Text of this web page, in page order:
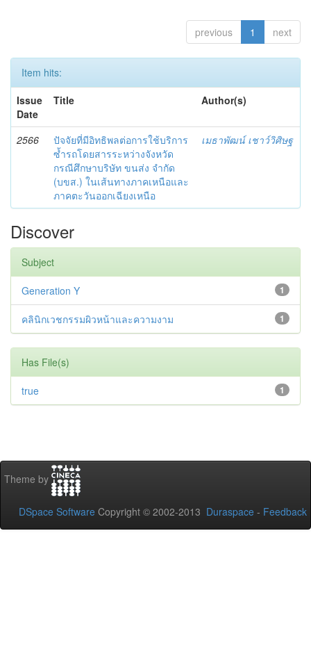
previous 1 next
Item hits:
Issue
Date
Title Author(s)
2566
ปัจจัยที่มีอิทธิพลต่อการใช้บริการ
ซ้ำรถโดยสารระหว่างจังหวัด
กรณีศึกษาบริษัท ขนส่ง จำกัด
(บขส.) ในเส้นทางภาคเหนือและ
ภาคตะวันออกเฉียงเหนือ
เมธาพัฒน์ เชาว์วิศิษฐ
Discover
Subject
1
Generation Y
1
คลินิกเวชกรรมผิวหน้าและความงาม
Has File(s)
1
true
Theme by
DSpace Software Copyright © 2002-2013 Duraspace - Feedback